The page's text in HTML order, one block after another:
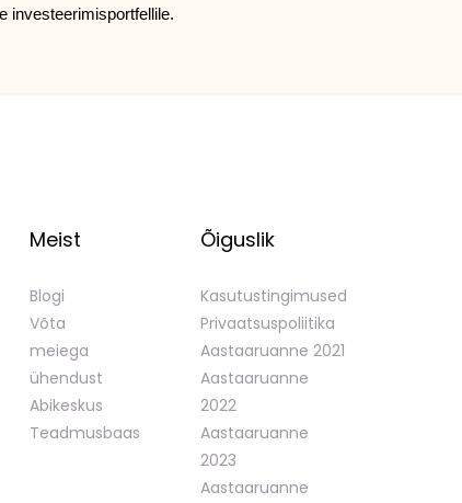
investeerimisportfellile.
Meist
Blogi
Võta
meiega
ühendust
Abikeskus
Teadmusbaas
Õiguslik
Kasutustingimused
Privaatsuspoliitika
Aastaaruanne 2021
Aastaaruanne
2022
Aastaaruanne
2023
Aastaaruanne